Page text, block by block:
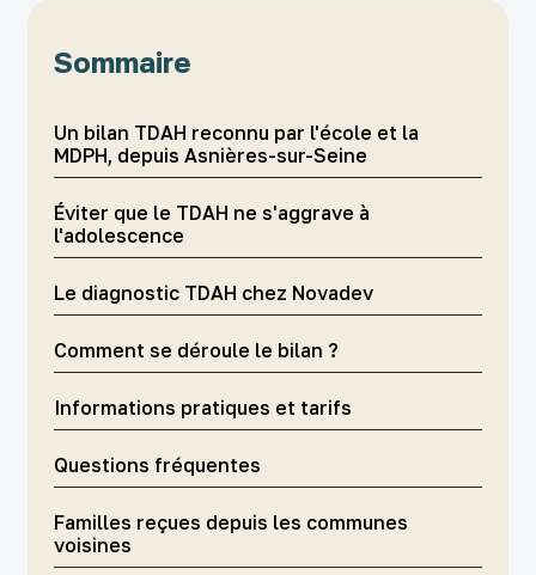
Sommaire
Un bilan TDAH reconnu par l'école et la
MDPH, depuis Asnières-sur-Seine
Éviter que le TDAH ne s'aggrave à
l'adolescence
Le diagnostic TDAH chez Novadev
Comment se déroule le bilan ?
Informations pratiques et tarifs
Questions fréquentes
Familles reçues depuis les communes
voisines